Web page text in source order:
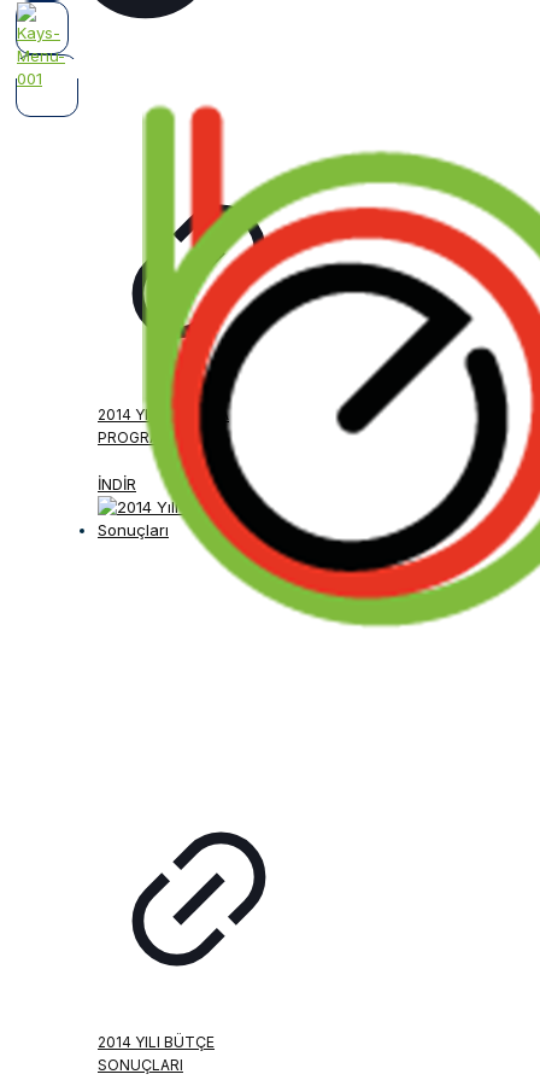
2014 YILI ÇALIŞMA
PROGRAMI
İNDİR
2014 YILI BÜTÇE
SONUÇLARI